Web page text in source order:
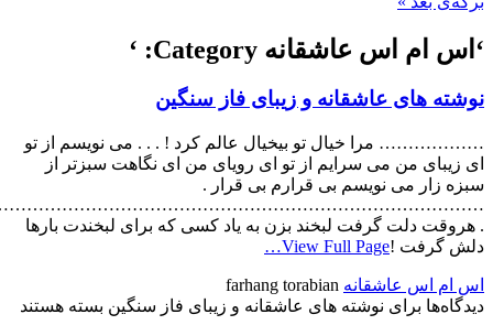
‘اس ام اس عاشقانه Category: ‘
نوشته های عاشقانه و زیبای فاز سنگین
……………… مرا خیال تو بیخیال عالم کرد ! . . . می نویسم از تو
ای زیبای من می سرایم از تو ای رویای من ای نگاهت سبزتر از
سبزه زار می نویسم بی قرارم بی قرار .
. هروقت دلت گرفت لبخند بزن به یاد کسی که برای لبخندت بارها
دلش گرفت !View Full Page…
اس ام اس عاشقانه
دیدگاه‌ها برای نوشته های عاشقانه و زیبای فاز سنگین بسته هستند